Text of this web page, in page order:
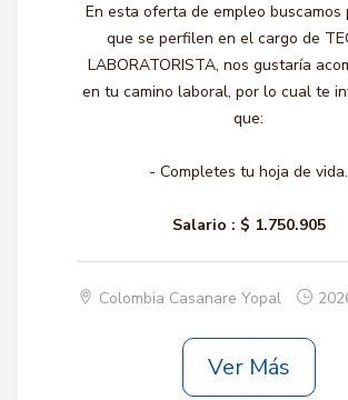
En esta oferta de empleo buscamos
que se perfilen en el cargo de
LABORATORISTA, nos gustaría
en tu camino laboral, por lo cual te
que:
- Completes tu hoja de vida.
Salario : $ 1.750.905
Colombia Casanare Yopal
Ver Más